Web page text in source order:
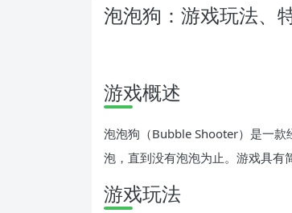
泡泡狗：游戏玩法、
游戏概述
泡泡狗（Bubble Shooter）是一款
泡，直到没有泡泡为止。游戏具有
游戏玩法